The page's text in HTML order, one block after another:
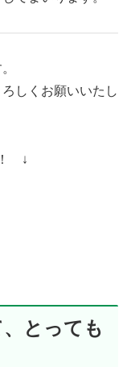
しくお願いいたし
↓
とっても